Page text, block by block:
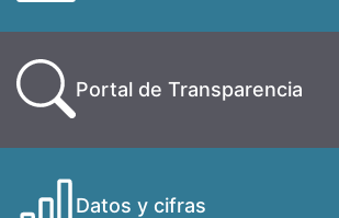
Portal de Transparencia
Datos y cifras